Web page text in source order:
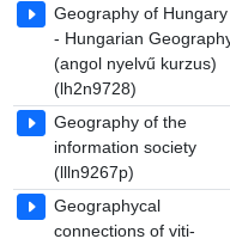
Geography of Hungary
- Hungarian
(angol nyelvű kurzus)
(lh2n9728)
Geography of the
information society
(llln9267p)
Geographycal
connections of viti-